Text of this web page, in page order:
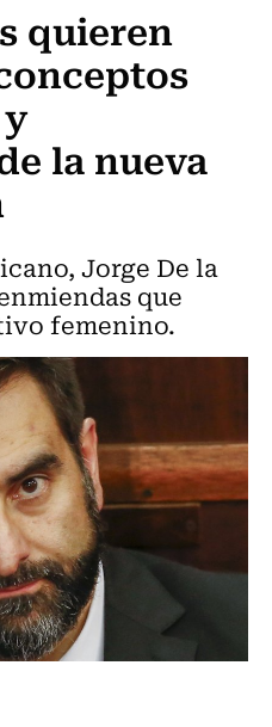
quieren
la nueva
Jorge De la
que
femenino.